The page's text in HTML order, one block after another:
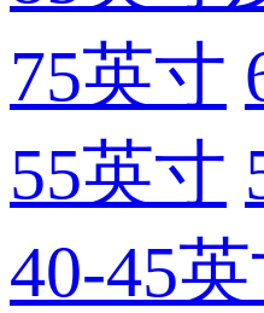
75英寸
55英寸
40-45